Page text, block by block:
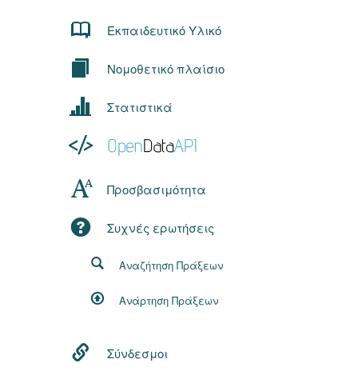
Εκπαιδευτικό Υλικό
Νομοθετικό πλαίσιο
Στατιστικά
Προσβασιμότητα
Συχνές ερωτήσεις
Αναζήτηση Πράξεων
Ανάρτηση Πράξεων
Σύνδεσμοι